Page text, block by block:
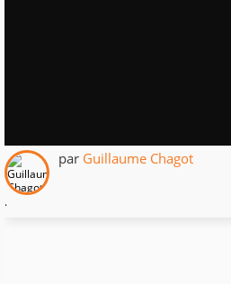
par Guillaume Chagot
.